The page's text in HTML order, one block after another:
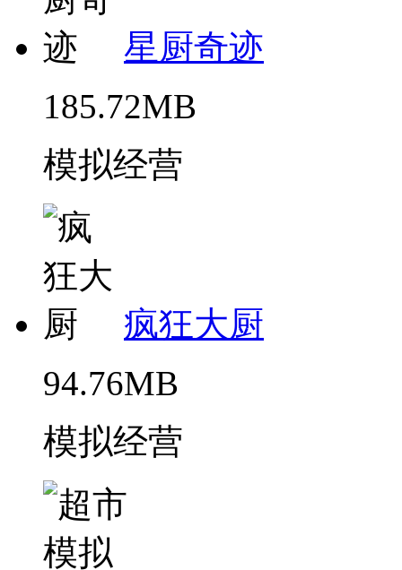
星厨奇迹
185.72MB
模拟经营
疯狂大厨
94.76MB
模拟经营